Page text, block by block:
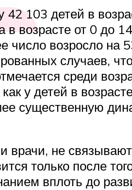
103 детей в
возрасте от 0 до
возросло на
случаев,
среди
у детей в
существенную
врачи, не
только после
вплоть до